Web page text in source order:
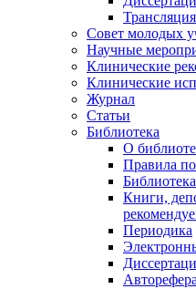
Совет молодых
Научные
Клинические
Клинические
Журнал
Статьи
Библиотека
О
Правила
Книги,
Периодика